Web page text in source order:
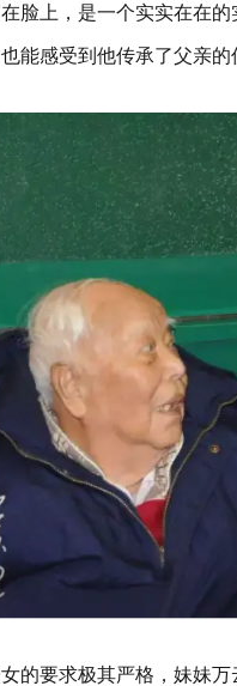
脸上，是一个实实在在
能感受到他传承了父亲的
的要求极其严格，妹妹